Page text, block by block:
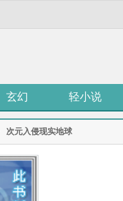
玄幻 轻小说
次元入侵现实地球